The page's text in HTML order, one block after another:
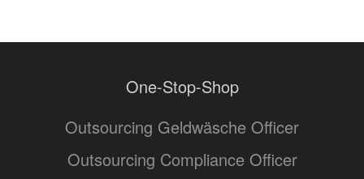
One-Stop-Shop
Outsourcing Geldwäsche Officer
Outsourcing Compliance Officer